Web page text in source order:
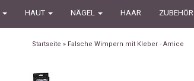
HAUT NÄGEL HAAR ZUBEHÖR
Startseite » Falsche Wimpern mit Kleber - Amice